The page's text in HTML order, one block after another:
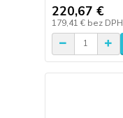
220,67 €
179,41 € bez DPH